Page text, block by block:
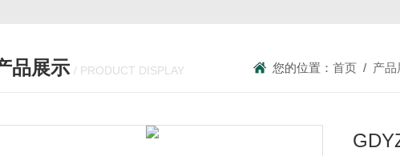
品展示 / PRODUCT DISPLAY 您的位置： 首页 / 产品